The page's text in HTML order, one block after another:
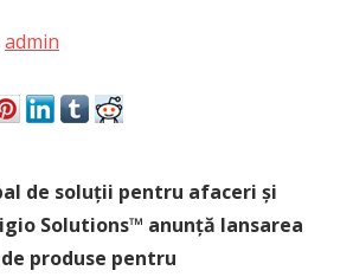
admin
de soluții pentru afaceri și
Solutions™ anunță lansarea
produse pentru